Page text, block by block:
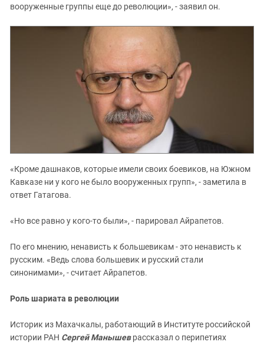
вооруженные группы еще до революции», - заявил он.
«Кроме дашнаков, которые имели своих боевиков, на Южном
Кавказе ни у кого не было вооруженных групп», - заметила в
ответ Гатагова.
«Но все равно у кого-то были», - парировал Айрапетов.
По его мнению, ненависть к большевикам - это ненависть к
русским. «Ведь слова большевик и русский стали
синонимами», - считает Айрапетов.
Роль шариата в революции
Историк из Махачкалы, работающий в Институте российской
истории РАН Сергей Манышеврассказал о перипетиях